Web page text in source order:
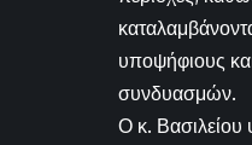
υποψήφιους
συνδυασμών.
Ο κ. Βασιλείου